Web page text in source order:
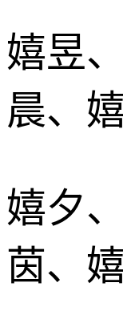
嬉昱
晨、
嬉夕
茵、